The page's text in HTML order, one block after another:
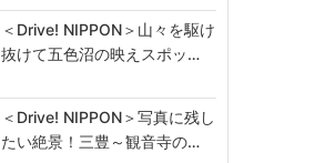
＜Drive! NIPPON＞山々を駆け
抜けて五色沼の映えスポッ…
＜Drive! NIPPON＞写真に残し
たい絶景！三豊～観音寺の…